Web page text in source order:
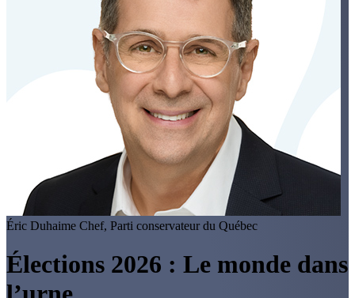
Éric Duhaime Chef, Parti conservateur du Québec
Élections 2026 : Le monde dans